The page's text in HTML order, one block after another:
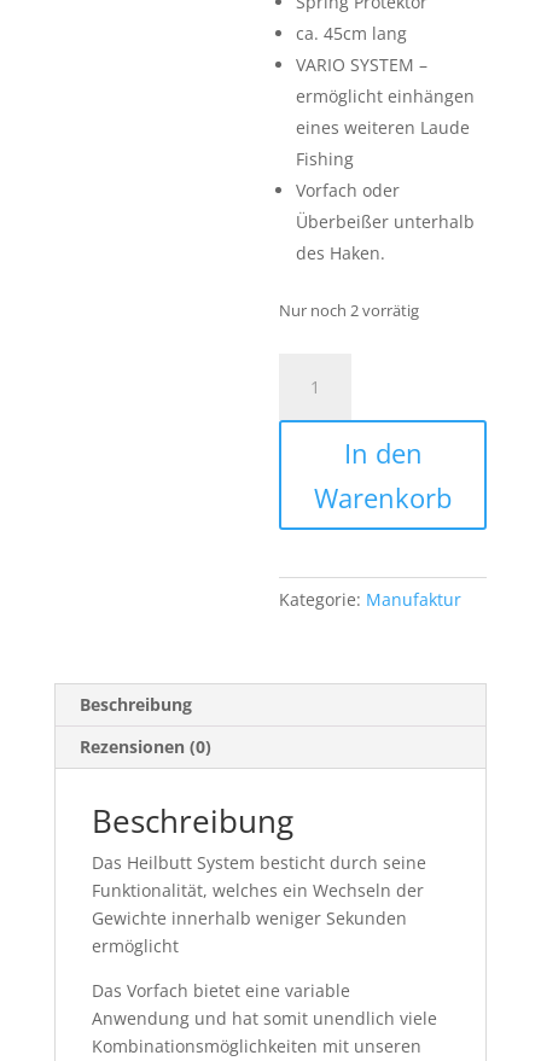
ca. 45cm lang
VARIO SYSTEM –
ermöglicht einhängen
eines weiteren Laude
Fishing
Vorfach oder
Überbeißer unterhalb
des Haken.
Nur noch 2 vorrätig
Fishing
Heilbutt
Menge
In den
Warenkorb
Kategorie: Manufaktur
Beschreibung
Rezensionen (0)
Beschreibung
Das Heilbutt System besticht durch seine
Funktionalität, welches ein Wechseln der
Gewichte innerhalb weniger Sekunden
ermöglicht
Das Vorfach bietet eine variable
Anwendung und hat somit unendlich viele
Kombinationsmöglichkeiten mit unseren